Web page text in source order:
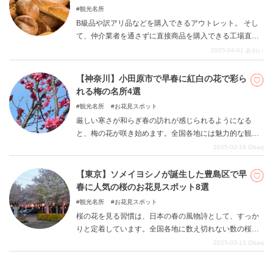
観光名所
B級品や訳アリ品などを購入できるアウトレット。 そし
て、仲介業者を通さずに直接商品を購入できる工場直売
所。 どちらも、“リーズナブルである”という点がとても
うれしいですね。 群馬県にも有名なアウトレットや工場
直売所がいくつかあります。 今回はお菓子とパンに注目
してご紹介。 おトクにおいしいものをいっぱい購入しま
2025-04-01 あおい
【神奈川】小田原市で早春に紅白の花で彩ら
れる梅の名所4選
観光名所 お花見スポット
厳しい寒さが和らぎ春の訪れが感じられるようになる
と、梅の花が咲き始めます。全国各地には魅力的な観梅
スポットが点在しています。神奈川県にも数多くの梅の
園、小田原フラワーガーデン、曽我別所梅林、辻村植物
公園の4スポットをご紹介します。
2025-03-18 Obaq
【東京】ソメイヨシノが誕生した豊島区で早
春に人気の桜のお花見スポット8選
観光名所 お花見スポット
桜の花を見る習慣は、日本の春の風物詩として、すっか
りと定着しています。全国各地に数え切れない数の桜の
名所が点在しています。東京都豊島区の駒込は「ソメイ
2025-03-13 Obaq